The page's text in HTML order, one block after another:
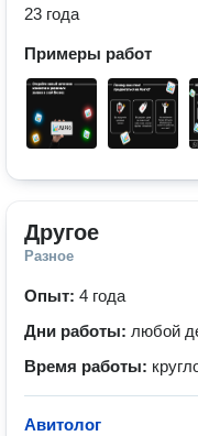
23 года
Примеры работ
Другое
Разное
Опыт: 4 года
Дни работы: любой
Время работы:
Авитолог